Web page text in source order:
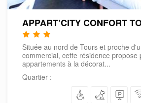
APPART’CITY CONFORT
Située au nord de Tours et proche
commercial, cette résidence propose
appartements à la décorat...
Quartier :